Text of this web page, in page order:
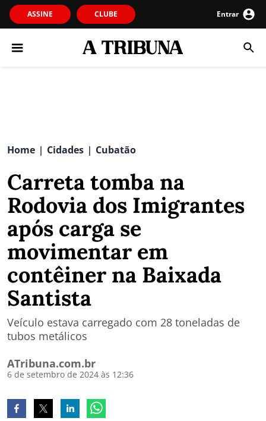
ASSINE CLUBE Entrar
Home | Cidades | Cubatão
Carreta tomba na
Rodovia dos Imigrantes
após carga se
movimentar em
contêiner na Baixada
Santista
Veículo estava carregado com 28 toneladas de
tubos metálicos
ATribuna.com.br
6 de setembro de 2024 às 12:36